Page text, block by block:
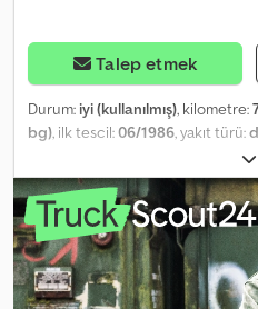
Talep etmek
Durum: iyi (kullanılmış), kilometre:
bg), ilk tescil:06/1986, yakıt türü:
dizel
saatleri:1.225 h, Magirus itfaiye
1986, sepet yok! Çalışma saati:
saatinde yapılmıştır (28 çalışma
Boş ağırlık: 13,295 ton,
Zincirler, Hidrolik direksiyon, ABS,
kilometre Araç, tercihen ticari